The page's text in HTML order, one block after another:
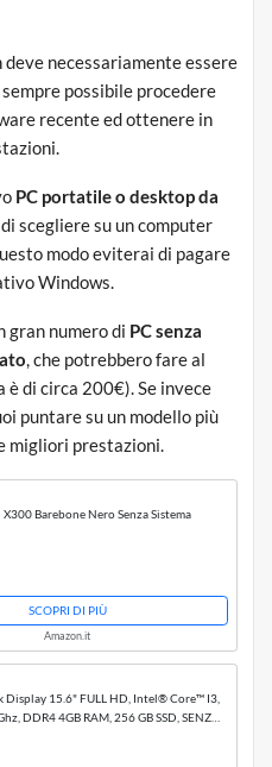
deve necessariamente essere
possibile procedere
recente ed ottenere in
PC portatile o desktop da
di scegliere su un computer
modo eviterai di pagare
Windows.
gran numero di PC senza
che potrebbero fare al
è di circa 200€). Se invece
puntare su un modello più
migliori prestazioni.
Barebone Nero Senza Sistema
SCOPRI DI PIÙ
Amazon.it
Display 15.6" FULL HD, Intel® Core™ I3,
DDR4 4GB RAM, 256 GB SSD, SENZA